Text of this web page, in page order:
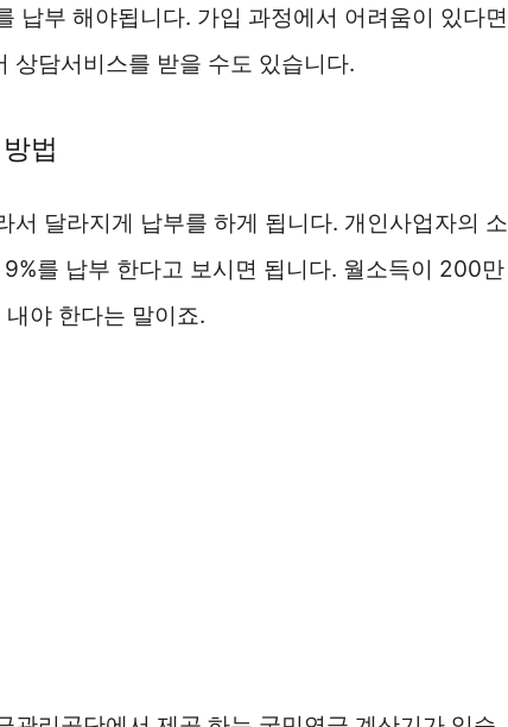
납부 해야됩니다. 가입 과정에서 어려움이 있다면
상담서비스를 받을 수도 있습니다.
법
서 달라지게 납부를 하게 됩니다. 개인사업자의 소
를 납부 한다고 보시면 됩니다. 월소득이 200만
야 한다는 말이죠.